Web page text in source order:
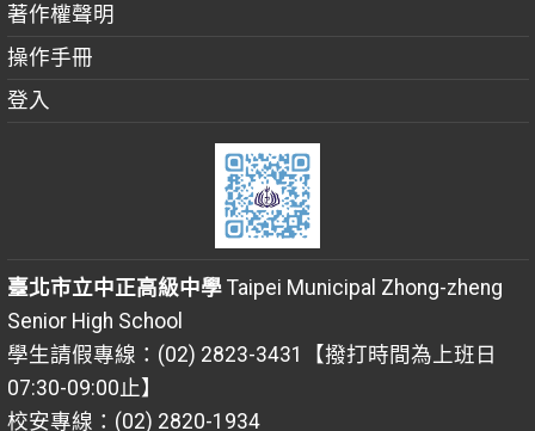
著作權聲明
操作手冊
登入
臺北市立中正高級中學Taipei Municipal Zhong-zheng
Senior High School
學生請假專線：(02) 2823-3431【撥打時間為上班日
07:30-09:00止】
校安專線：(02) 2820-1934